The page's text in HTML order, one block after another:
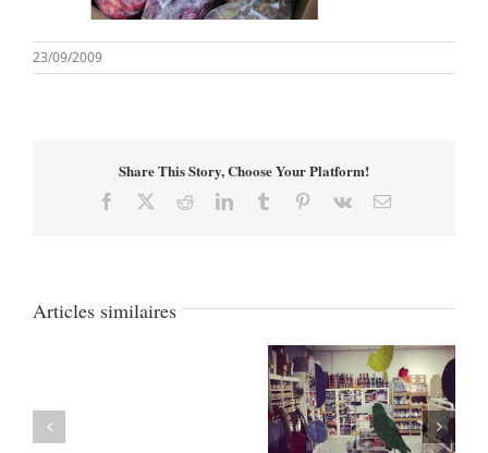
23/09/2009
Share This Story, Choose Your Platform!
Facebook RedditLinkedInTumblr Pinterest
Vk Email
Articles similaires